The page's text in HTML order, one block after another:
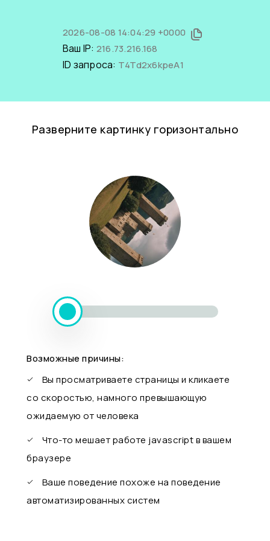
2026-08-08 14:04:29 +0000
Ваш IP: 216.73.216.168
ID запроса: T4Td2x6kpeA1
Разверните картинку горизонтально
Возможные причины:
Вы просматриваете страницы и кликаете
со скоростью, намного превышающую
ожидаемую от человека
Что-то мешает работе javascript в вашем
браузере
Ваше поведение похоже на поведение
автоматизированных систем